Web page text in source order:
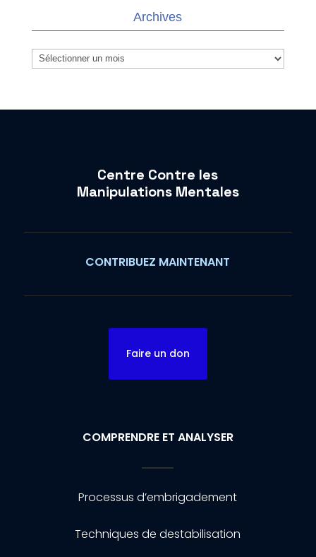
Archives
Archives
Centre Contre les
Manipulations Mentales
CONTRIBUEZ MAINTENANT
Faire un don
COMPRENDRE ET ANALYSER
Processus d’embrigadement
Techniques de destabilisation